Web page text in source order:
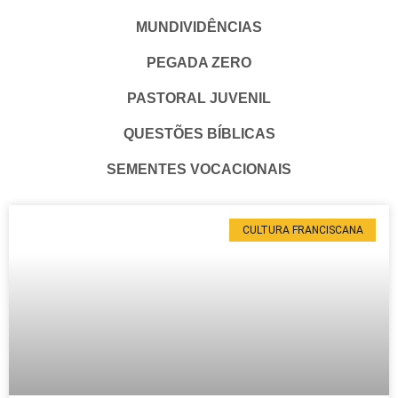
MUNDIVIDÊNCIAS
PEGADA ZERO
PASTORAL JUVENIL
QUESTÕES BÍBLICAS
SEMENTES VOCACIONAIS
CULTURA FRANCISCANA